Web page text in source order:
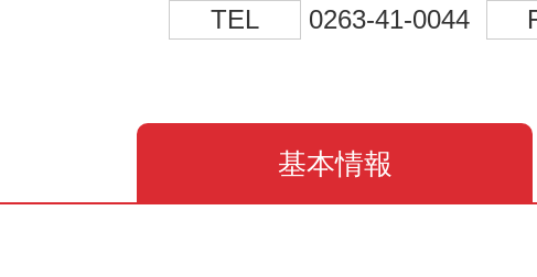
TEL 0263-41-0044
基本情報